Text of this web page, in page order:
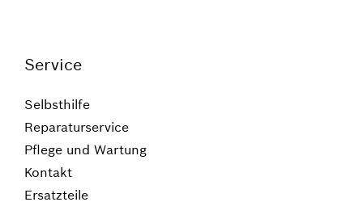
Service
Selbsthilfe
Reparaturservice
Pflege und Wartung
Kontakt
Ersatzteile